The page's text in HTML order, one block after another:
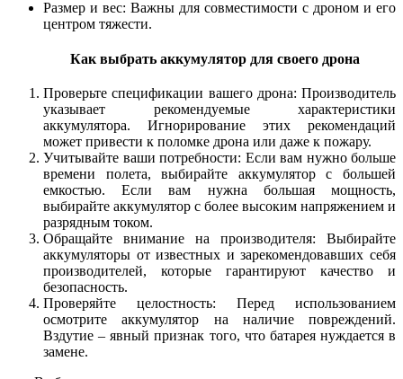
Размер и вес: Важны для совместимости с дроном и его
центром тяжести.
Как выбрать аккумулятор для своего дрона
Проверьте спецификации вашего дрона: Производитель
указывает рекомендуемые характеристики
аккумулятора. Игнорирование этих рекомендаций
может привести к поломке дрона или даже к пожару.
Учитывайте ваши потребности: Если вам нужно больше
времени полета, выбирайте аккумулятор с большей
емкостью. Если вам нужна большая мощность,
выбирайте аккумулятор с более высоким напряжением и
разрядным током.
Обращайте внимание на производителя: Выбирайте
аккумуляторы от известных и зарекомендовавших себя
производителей, которые гарантируют качество и
безопасность.
Проверяйте целостность: Перед использованием
осмотрите аккумулятор на наличие повреждений.
Вздутие – явный признак того, что батарея нуждается в
замене.